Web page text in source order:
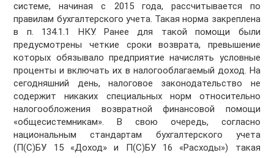
системе, начиная с 2015 года, рассчитывается по
правилам бухгалтерского учета. Такая норма закреплена
в п. 134.1.1 НКУ. Ранее для такой помощи были
предусмотрены четкие сроки возврата, превышение
которых обязывало предприятие начислять условные
проценты и включать их в налогооблагаемый доход. На
сегодняшний день, налоговое законодательство не
содержит никаких специальных норм относительно
налогообложения возвратной финансовой помощи
«общесистемникам». В свою очередь, согласно
национальным стандартам бухгалтерского учета
(П(С)БУ 15 «Доход» и П(С)БУ 16 «Расходы») такая